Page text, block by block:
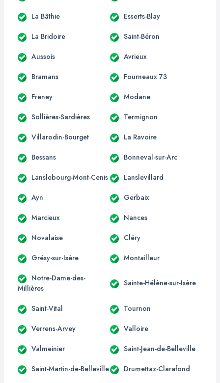
La Bâthie Esserts-Blay
La Bridoire Saint-Béron
Aussois Avrieux
Bramans Fourneaux 73
Freney Modane
Sollières-Sardières Termignon
Villarodin-Bourget La Ravoire
Bessans Bonneval-sur-Arc
Lanslebourg-Mont-Cenis Lanslevillard
Ayn Gerbaix
Marcieux Nances
Novalaise Cléry
Grésy-sur-Isère Montailleur
Notre-Dame-des-
Millières
Sainte-Hélène-sur-Isère
Saint-Vital Tournon
Verrens-Arvey Valloire
Valmeinier Saint-Jean-de-Belleville
Saint-Martin-de-Belleville Drumettaz-Clarafond